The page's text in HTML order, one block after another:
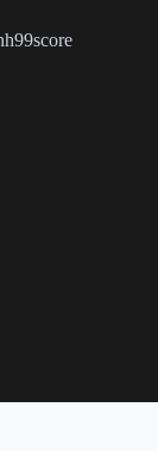
99score